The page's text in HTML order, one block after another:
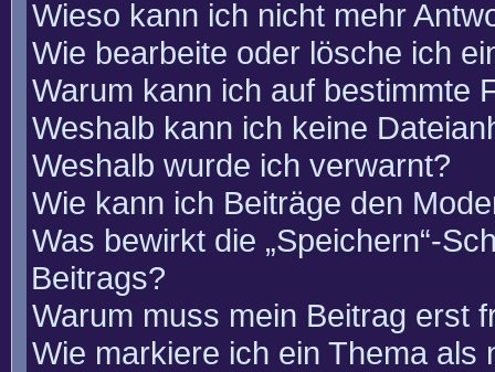
Wieso kann ich nicht mehr
Wie bearbeite oder lösche ich
Warum kann ich auf bestimmte
Weshalb kann ich keine
Weshalb wurde ich verwarnt?
Wie kann ich Beiträge den
Was bewirkt die „Speichern“-
Beitrags?
Warum muss mein Beitrag erst
Wie markiere ich ein Thema als